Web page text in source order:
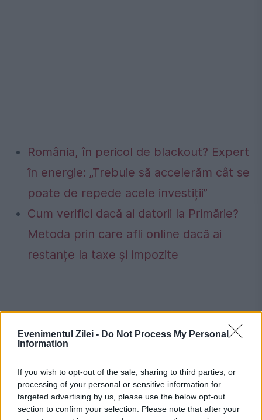
Evenimentul Zilei - Do Not Process My Personal
Information
If you wish to opt-out of the sale, sharing to third parties, or
processing of your personal or sensitive information for
targeted advertising by us, please use the below opt-out
section to confirm your selection. Please note that after your
România, în pericol de blackout? Expert
în energie: „Trebuie să accelerăm cât se
poate de repede acele investiții”
Cum verifici dacă ai datorii la Primărie?
Metoda prin care afli online dacă ai
restanțe la taxe și impozite
Volodimir Zelenski